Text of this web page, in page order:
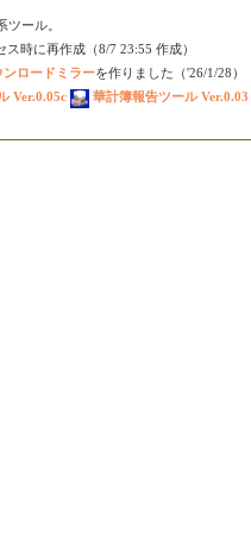
ツール。
時に再作成（8/7 23:55 作成）
ンロードミラーを作りました（'26/1/28）
Ver.0.05c
華計簿報告ツール Ver.0.03